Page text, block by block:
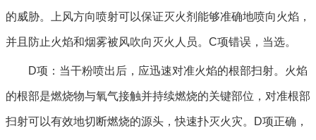
的威胁。上风方向喷射可以保证灭火剂能够准确地喷向火焰，
并且防止火焰和烟雾被风吹向灭火人员。C项错误，当选。
D项：当干粉喷出后，应迅速对准火焰的根部扫射。火焰
的根部是燃烧物与氧气接触并持续燃烧的关键部位，对准根部
扫射可以有效地切断燃烧的源头，快速扑灭火灾。D项正确，